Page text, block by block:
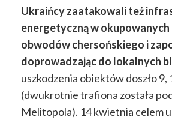
Ukraińcy zaatakowali też
energetyczną w okupowanych
obwodów chersońskiego i
doprowadzając do lokalnych
uszkodzenia obiektów doszło 9,
(dwukrotnie trafiona została
Melitopola). 14 kwietnia celem